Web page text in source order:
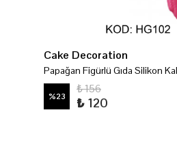
Cake Decoration
Papağan Figürlü Gıda Silikon
%23
₺ 156
₺ 120